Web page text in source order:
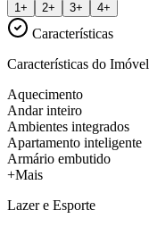
1+ 2+ 3+ 4+
Características
Características do Imóvel
Aquecimento
Andar inteiro
Ambientes integrados
Apartamento inteligente
Armário embutido
+Mais
Lazer e Esporte